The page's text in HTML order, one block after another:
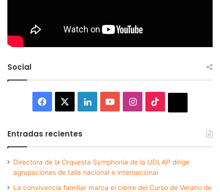
Social
Facebook LinkedInYouTubeInstagram
Entradas recientes
Directora de la Orquesta Symphonia de la UDLAP dirige
agrupaciones de talla nacional e internacional
La convivencia familiar marca el cierre del Curso de Verano de